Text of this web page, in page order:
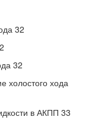
32
32
холостого хода
в АКПП 33